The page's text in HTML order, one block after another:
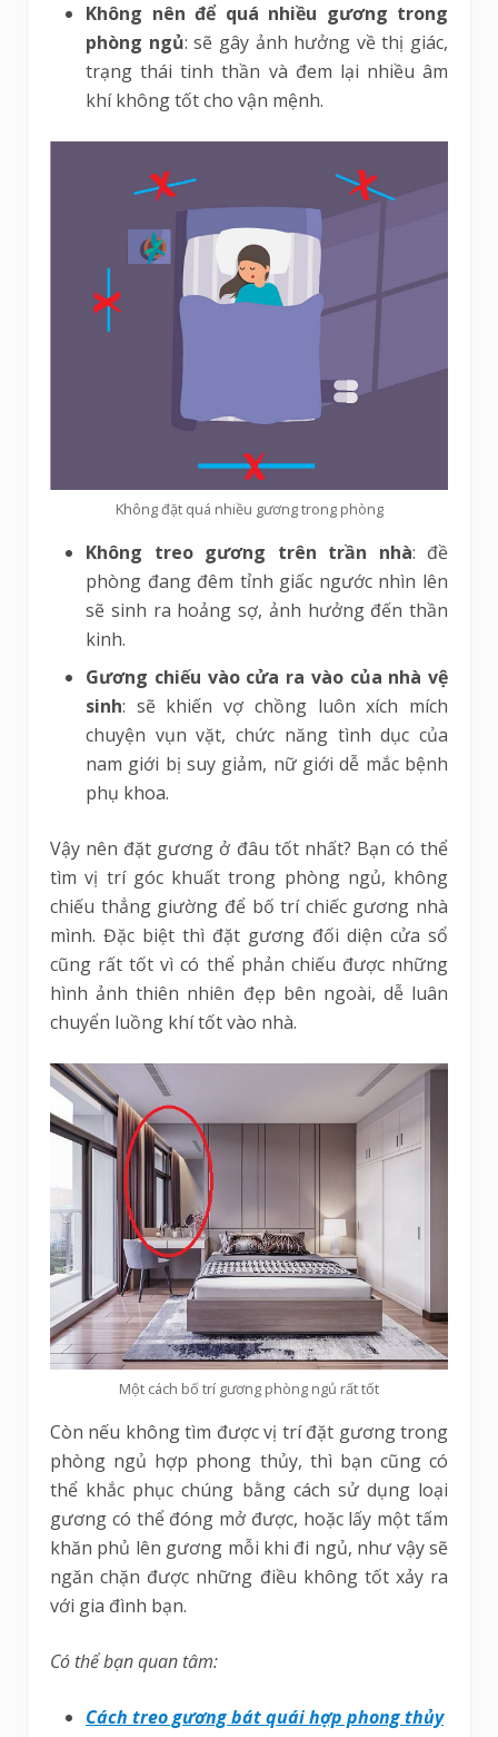
Không nên để quá nhiều gương trong
phòng ngủ: sẽ gây ảnh hưởng về thị giác,
trạng thái tinh thần và đem lại nhiều âm
khí không tốt cho vận mệnh.
Không đặt quá nhiều gương trong phòng
Không treo gương trên trần nhà: đề
phòng đang đêm tỉnh giấc ngước nhìn lên
sẽ sinh ra hoảng sợ, ảnh hưởng đến thần
kinh.
Gương chiếu vào cửa ra vào của nhà vệ
sinh: sẽ khiến vợ chồng luôn xích mích
chuyện vụn vặt, chức năng tình dục của
nam giới bị suy giảm, nữ giới dễ mắc bệnh
phụ khoa.
Vậy nên đặt gương ở đâu tốt nhất? Bạn có thể
tìm vị trí góc khuất trong phòng ngủ, không
chiếu thẳng giường để bố trí chiếc gương nhà
mình. Đặc biệt thì đặt gương đối diện cửa sổ
cũng rất tốt vì có thể phản chiếu được những
hình ảnh thiên nhiên đẹp bên ngoài, dễ luân
chuyển luồng khí tốt vào nhà.
Một cách bố trí gương phòng ngủ rất tốt
Còn nếu không tìm được vị trí đặt gương trong
phòng ngủ hợp phong thủy, thì bạn cũng có
thể khắc phục chúng bằng cách sử dụng loại
gương có thể đóng mở được, hoặc lấy một tấm
khăn phủ lên gương mỗi khi đi ngủ, như vậy sẽ
ngăn chặn được những điều không tốt xảy ra
với gia đình bạn.
Có thể bạn quan tâm:
Cách treo gương bát quái hợp phong thủy